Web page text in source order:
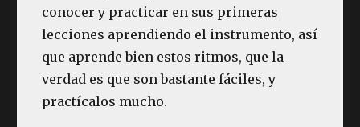
conocer y practicar en sus primeras
lecciones aprendiendo el instrumento, así
que aprende bien estos ritmos, que la
verdad es que son bastante fáciles, y
practícalos mucho.